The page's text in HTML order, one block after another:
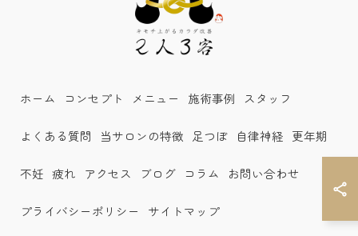
ホーム コンセプト メニュー 施術事例 スタッフ
よくある質問 当サロンの特徴 足つぼ 自律神経 更年期
不妊 疲れ アクセス ブログ コラム お問い合わせ
プライバシーポリシー サイトマップ